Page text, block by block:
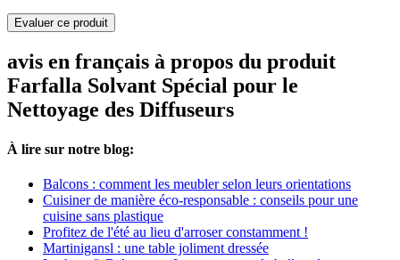
Evaluer ce produit
avis en français à propos du produit
Farfalla Solvant Spécial pour le
Nettoyage des Diffuseurs
À lire sur notre blog:
Balcons : comment les meubler selon leurs orientations
Cuisiner de manière éco-responsable : conseils pour une
cuisine sans plastique
Profitez de l'été au lieu d'arroser constamment !
Martinigansl : une table joliment dressée